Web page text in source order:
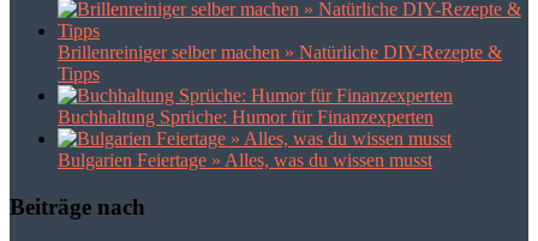
Brillenreiniger selber machen » Natürliche DIY-Rezepte &
Tipps
Buchhaltung Sprüche: Humor für Finanzexperten
Bulgarien Feiertage » Alles, was du wissen musst
Beiträge nach